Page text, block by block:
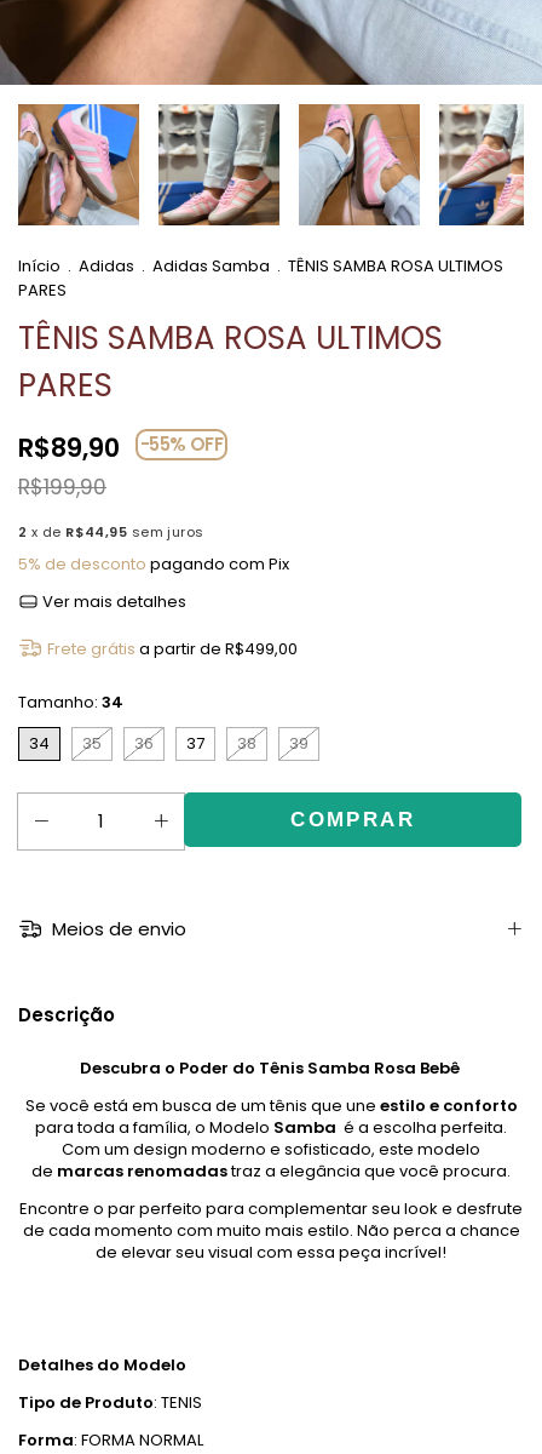
Início . Adidas . Adidas Samba . TÊNIS SAMBA ROSA ULTIMOS
PARES
TÊNIS SAMBA ROSA ULTIMOS
PARES
R$89,90 -55% OFF
R$199,90
2 x de R$44,95 sem juros
5% de desconto pagando com Pix
Ver mais detalhes
Frete grátis a partir de R$499,00
Tamanho: 34
34
35 36 37 38 39
Meios de envio
Descrição
Descubra o Poder do Tênis Samba Rosa Bebê
Se você está em busca de um tênis que une estilo e conforto
para toda a família, o Modelo Samba é a escolha perfeita.
Com um design moderno e sofisticado, este modelo
de marcas renomadastraz a elegância que você procura.
Encontre o par perfeito para complementar seu look e desfrute
de cada momento com muito mais estilo. Não perca a chance
de elevar seu visual com essa peça incrível!
Detalhes do Modelo
Tipo de Produto: TENIS
Forma: FORMA NORMAL